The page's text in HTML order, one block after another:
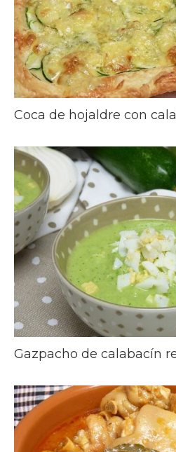
Coca de hojaldre con
Gazpacho de calabacín